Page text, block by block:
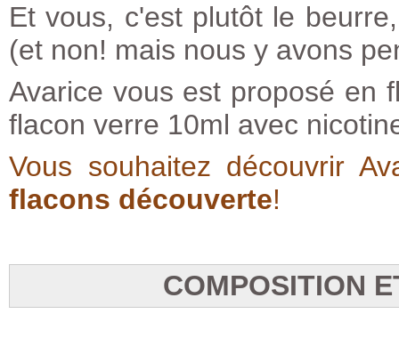
Et vous, c'est plutôt le
(et non! mais nous y avons
Avarice vous est proposé en
flacon verre 10ml avec
Vous souhaitez découvrir
flacons découverte!
COMPOSITION